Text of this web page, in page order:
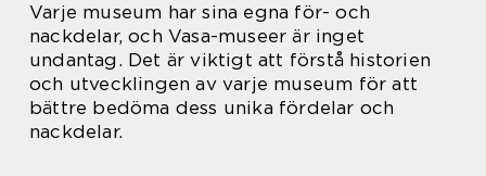
Varje museum har sina egna för- och
nackdelar, och Vasa-museer är inget
undantag. Det är viktigt att förstå historien
och utvecklingen av varje museum för att
bättre bedöma dess unika fördelar och
nackdelar.